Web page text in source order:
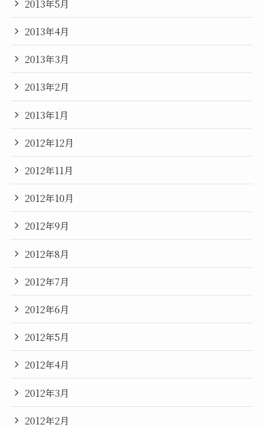
2013年5月
2013年4月
2013年3月
2013年2月
2013年1月
2012年12月
2012年11月
2012年10月
2012年9月
2012年8月
2012年7月
2012年6月
2012年5月
2012年4月
2012年3月
2012年2月